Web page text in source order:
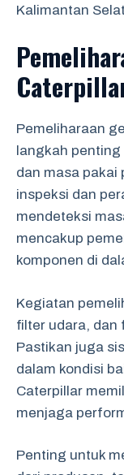
Kalimantan
Pemeliharaan
langkah
dan masa pakai
inspeksi dan
mendeteksi
mencakup
komponen di
Kegiatan
filter udara, dan
Pastikan juga
dalam kondisi
Caterpillar
menjaga
Penting untuk